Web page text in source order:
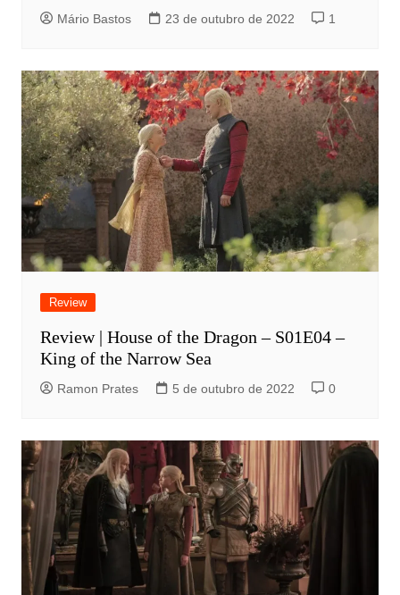
Mário Bastos 23 de outubro de 2022 1
Review
Review | House of the Dragon – S01E04 –
King of the Narrow Sea
Ramon Prates 5 de outubro de 2022 0